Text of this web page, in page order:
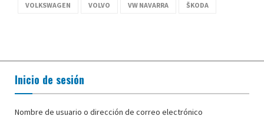
VOLKSWAGEN VOLVO VW NAVARRA ŠKODA
Inicio de sesión
Nombre de usuario o dirección de correo electrónico